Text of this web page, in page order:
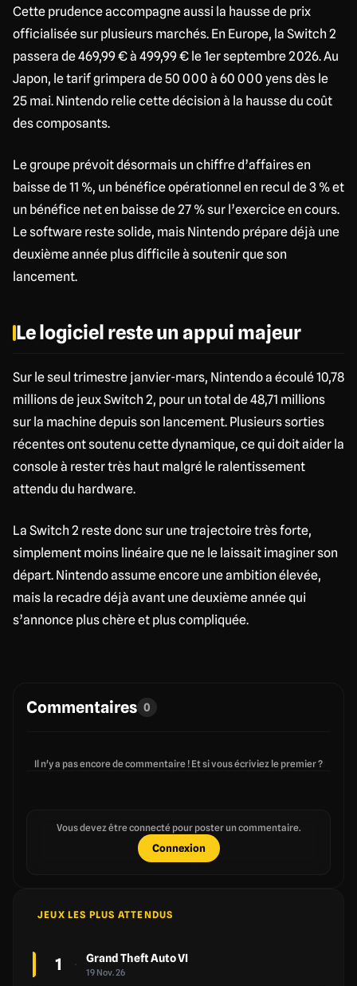
Cette prudence accompagne aussi la hausse de prix
officialisée sur plusieurs marchés. En Europe, la Switch 2
passera de 469,99 € à 499,99 € le 1er septembre 2026. Au
Japon, le tarif grimpera de 50 000 à 60 000 yens dès le
25 mai. Nintendo relie cette décision à la hausse du coût
des composants.
Le groupe prévoit désormais un chiffre d’affaires en
baisse de 11 %, un bénéfice opérationnel en recul de 3 % et
un bénéfice net en baisse de 27 % sur l’exercice en cours.
Le software reste solide, mais Nintendo prépare déjà une
deuxième année plus difficile à soutenir que son
lancement.
Le logiciel reste un appui majeur
Sur le seul trimestre janvier-mars, Nintendo a écoulé 10,78
millions de jeux Switch 2, pour un total de 48,71 millions
sur la machine depuis son lancement. Plusieurs sorties
récentes ont soutenu cette dynamique, ce qui doit aider la
console à rester très haut malgré le ralentissement
attendu du hardware.
La Switch 2 reste donc sur une trajectoire très forte,
simplement moins linéaire que ne le laissait imaginer son
départ. Nintendo assume encore une ambition élevée,
mais la recadre déjà avant une deuxième année qui
s’annonce plus chère et plus compliquée.
Commentaires 0
Il n'y a pas encore de commentaire ! Et si vous écriviez le premier ?
Vous devez être connecté pour poster un commentaire.
Connexion
JEUX LES PLUS ATTENDUS
1 Grand Theft Auto VI
19 Nov. 26